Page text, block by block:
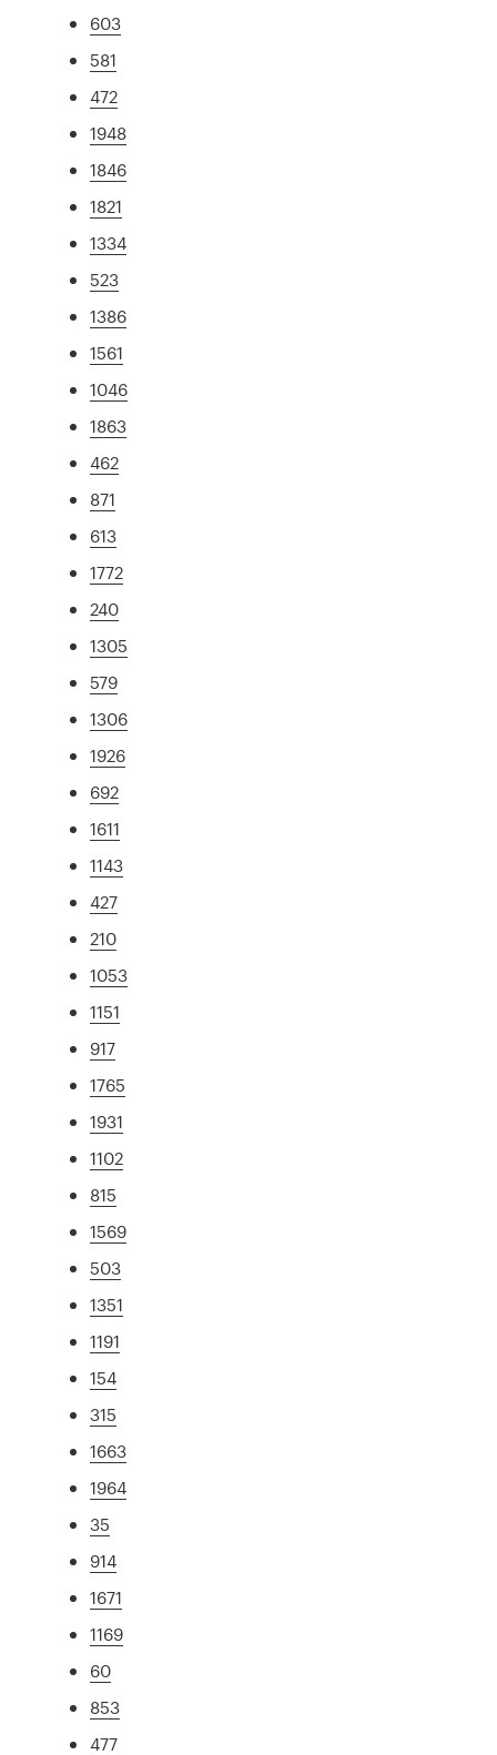
603
581
472
1948
1846
1821
1334
523
1386
1561
1046
1863
462
871
613
1772
240
1305
579
1306
1926
692
1611
1143
427
210
1053
1151
917
1765
1931
1102
815
1569
503
1351
1191
154
315
1663
1964
35
914
1671
1169
60
853
477